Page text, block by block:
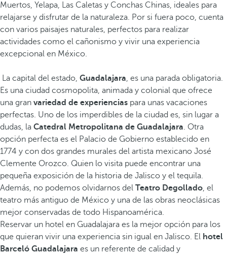
Muertos, Yelapa, Las Caletas y Conchas Chinas, ideales para
relajarse y disfrutar de la naturaleza. Por si fuera poco, cuenta
con varios paisajes naturales, perfectos para realizar
actividades como el cañonismo y vivir una experiencia
excepcional en México.
La capital del estado, Guadalajara, es una parada obligatoria.
Es una ciudad cosmopolita, animada y colonial que ofrece
una gran variedad de experiencias para unas vacaciones
perfectas. Uno de los imperdibles de la ciudad es, sin lugar a
dudas, la Catedral Metropolitana de Guadalajara. Otra
opción perfecta es el Palacio de Gobierno establecido en
1774 y con dos grandes murales del artista mexicano José
Clemente Orozco. Quien lo visita puede encontrar una
pequeña exposición de la historia de Jalisco y el tequila.
Además, no podemos olvidarnos del Teatro Degollado, el
teatro más antiguo de México y una de las obras neoclásicas
mejor conservadas de todo Hispanoamérica.
Reservar un hotel en Guadalajara es la mejor opción para los
que quieran vivir una experiencia sin igual en Jalisco. El hotel
Barceló Guadalajara es un referente de calidad y